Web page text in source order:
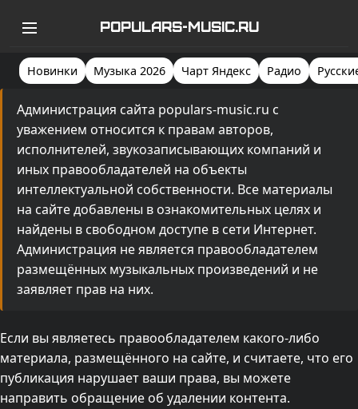
POPULARS-MUSIC.RU
Новинки Музыка 2026 Чарт Яндекс Радио
Администрация сайта populars-music.ru с
уважением относится к правам авторов,
исполнителей, звукозаписывающих компаний и
иных правообладателей на объекты
интеллектуальной собственности. Все материалы
на сайте добавлены в ознакомительных целях и
найдены в свободном доступе в сети Интернет.
Администрация не является правообладателем
размещённых музыкальных произведений и не
заявляет прав на них.
Если вы являетесь правообладателем какого-либо
материала, размещённого на сайте, и считаете, что его
публикация нарушает ваши права, вы можете
направить обращение об удалении контента.